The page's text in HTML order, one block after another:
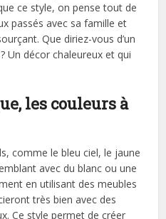
ce style, on pense tout de
passés avec sa famille et
Que diriez-vous d’un
Un décor chaleureux et qui
les couleurs à
comme le bleu ciel, le jaune
avec du blanc ou une
en utilisant des meubles
très bien avec des
Ce style permet de créer